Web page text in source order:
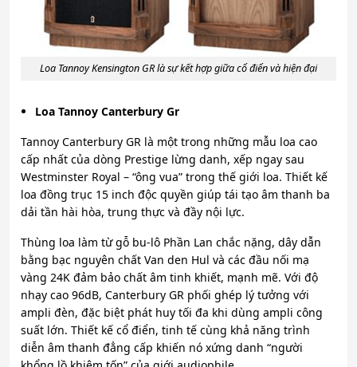
Loa Tannoy Kensington GR là sự kết hợp giữa cổ điển và hiện đại
Loa Tannoy Canterbury Gr
Tannoy Canterbury GR là một trong những mẫu loa cao
cấp nhất của dòng Prestige lừng danh, xếp ngay sau
Westminster Royal – “ông vua” trong thế giới loa. Thiết kế
loa đồng trục 15 inch độc quyền giúp tái tạo âm thanh ba
dải tần hài hòa, trung thực và đầy nội lực.
Thùng loa làm từ gỗ bu-lô Phần Lan chắc nặng, dây dẫn
bằng bạc nguyên chất Van den Hul và các đầu nối mạ
vàng 24K đảm bảo chất âm tinh khiết, mạnh mẽ. Với độ
nhạy cao 96dB, Canterbury GR phối ghép lý tưởng với
ampli đèn, đặc biệt phát huy tối đa khi dùng ampli công
suất lớn. Thiết kế cổ điển, tinh tế cùng khả năng trình
diễn âm thanh đẳng cấp khiến nó xứng danh “người